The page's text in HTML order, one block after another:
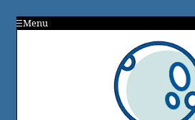
Menu